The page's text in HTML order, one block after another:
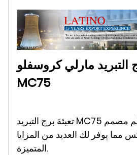
التبريد مارلي كروسفلو
MC75
تعبئة برج التبريد MC75 هو نظام تعبئة فيلم مصمم
مما يوفر لك العديد من المزايا
المتميزة.